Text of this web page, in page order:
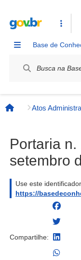
Base de
Página inicial
Atos
Portaria
setembro
Use este
https://
Compartilhe: